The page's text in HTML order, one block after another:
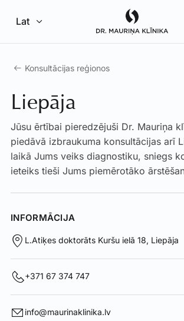
Lat
Konsultācijas reģionos
Liepāja
Jūsu ērtībai pieredzējuši Dr. Mauriņa
piedāvā izbraukuma konsultācijas arī
laikā Jums veiks diagnostiku, sniegs
ieteiks tieši Jums piemērotāko
INFORMĀCIJA
L.Atiķes doktorāts Kuršu ielā 18, Liepāja
+371 67 374 747
info@maurinaklinika.lv